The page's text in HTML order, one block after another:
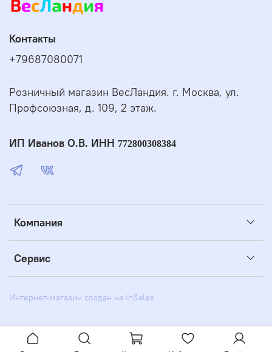
Компания
Сервис
Контакты
+79687080071
Розничный магазин ВесЛандия. г. Москва, ул.
Профсоюзная, д. 109, 2 этаж.
ИП Иванов О.В. ИНН 772800308384
Интернет-магазин создан на inSales